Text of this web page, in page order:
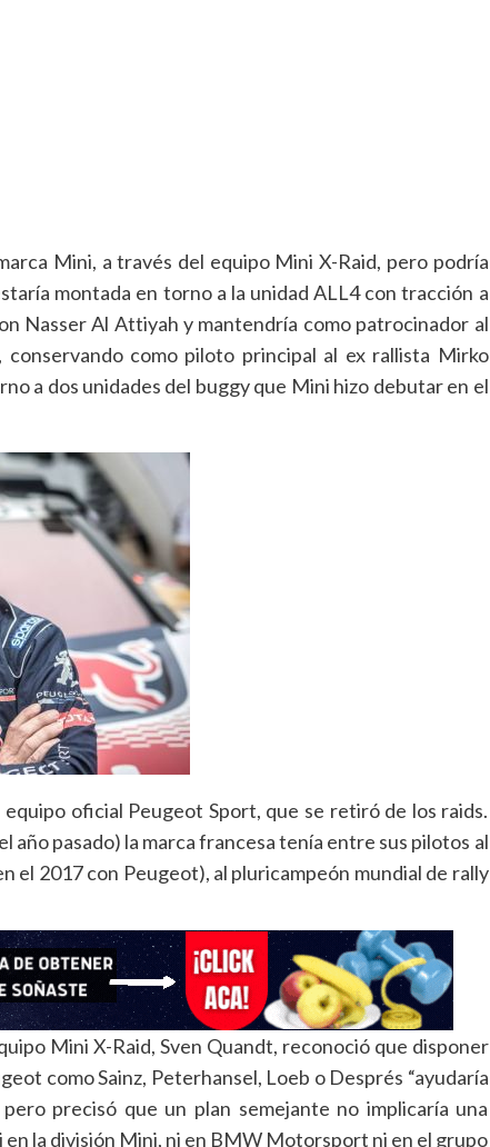
Mini, a través del equipo Mini X-Raid, pero podría
montada en torno a la unidad ALL4 con tracción a
Nasser Al Attiyah y mantendría como patrocinador al
como piloto principal al ex rallista Mirko
a dos unidades del buggy que Mini hizo debutar en el
oficial Peugeot Sport, que se retiró de los raids.
año pasado) la marca francesa tenía entre sus pilotos al
el 2017 con Peugeot), al pluricampeón mundial de rally
Mini X-Raid, Sven Quandt, reconoció que disponer
como Sainz, Peterhansel, Loeb o Després “ayudaría
precisó que un plan semejante no implicaría una
la división Mini, ni en BMW Motorsport ni en el grupo